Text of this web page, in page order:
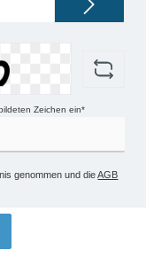
Zeichen ein*
genommen und dieAGB